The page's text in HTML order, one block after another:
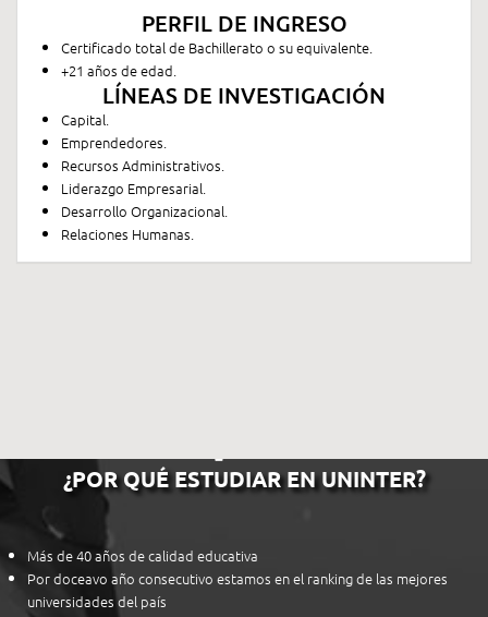
PERFIL DE INGRESO
Certificado total de Bachillerato o su equivalente.
+21 años de edad.
LÍNEAS DE INVESTIGACIÓN
Capital.
Emprendedores.
Recursos Administrativos.
Liderazgo Empresarial.
Desarrollo Organizacional.
Relaciones Humanas.
¿POR QUÉ ESTUDIAR EN UNINTER?
Más de 40 años de calidad educativa
Por doceavo año consecutivo estamos en el ranking de las mejores
universidades del país